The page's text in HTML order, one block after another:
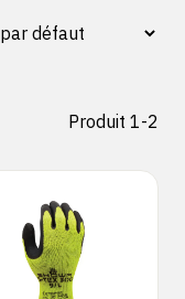
Produit 1-2